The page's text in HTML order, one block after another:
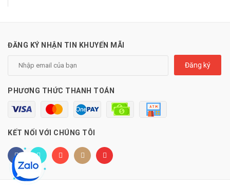
ĐĂNG KÝ NHẬN TIN KHUYẾN MÃI
Đăng ký
PHƯƠNG THỨC THANH TOÁN
KẾT NỐI VỚI CHÚNG TÔI